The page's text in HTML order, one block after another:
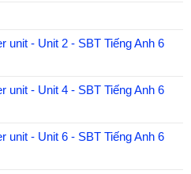
unit - Unit 2 - SBT Tiếng Anh 6
unit - Unit 4 - SBT Tiếng Anh 6
unit - Unit 6 - SBT Tiếng Anh 6